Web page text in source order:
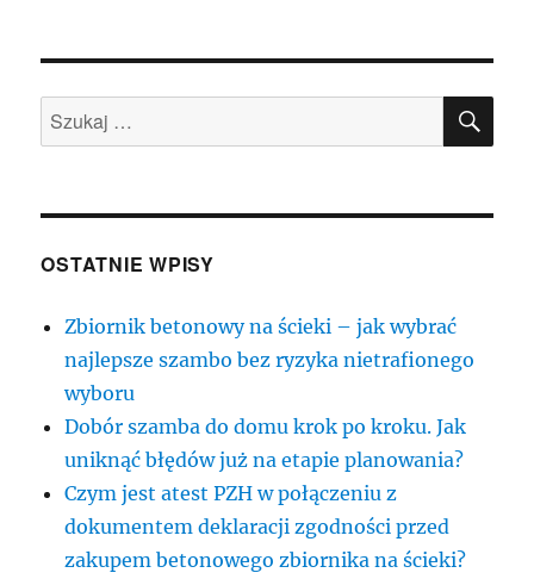
Szukaj:
OSTATNIE WPISY
Zbiornik betonowy na ścieki – jak wybrać
najlepsze szambo bez ryzyka nietrafionego
wyboru
Dobór szamba do domu krok po kroku. Jak
uniknąć błędów już na etapie planowania?
Czym jest atest PZH w połączeniu z
dokumentem deklaracji zgodności przed
zakupem betonowego zbiornika na ścieki?